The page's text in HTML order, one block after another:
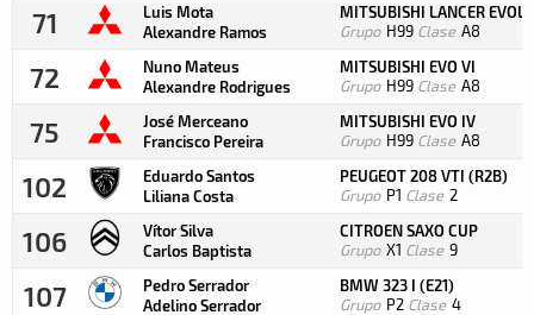
71
Luis Mota
Alexandre Ramos
MITSUBISHI LANCER
Grupo H99 Clase A8
72
Nuno Mateus
Alexandre Rodrigues
MITSUBISHI EVO VI
Grupo H99 Clase A8
75
José Merceano
Francisco Pereira
MITSUBISHI EVO IV
Grupo H99 Clase A8
102
Eduardo Santos
Liliana Costa
PEUGEOT 208 VTI (R2B)
Grupo P1 Clase 2
106
Vítor Silva
Carlos Baptista
CITROEN SAXO CUP
Grupo X1 Clase 9
107
Pedro Serrador
Adelino Serrador
BMW 323 I (E21)
Grupo P2 Clase 4